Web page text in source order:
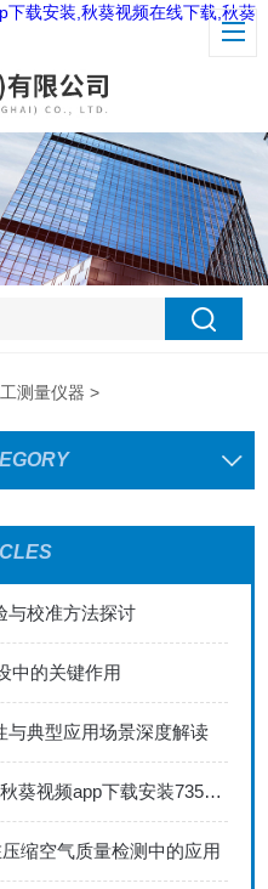
载安装,秋葵视频在线下载,秋葵
测量仪器 >
与校准方法探讨
中的关键作用
与典型应用场景深度解读
秋葵视频app女人的美容院秋葵视频app下载安装735FN1.5正确的校准步骤
缩空气质量检测中的应用